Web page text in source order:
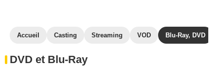
Accueil Casting Streaming VOD Blu-Ray, DVD
DVD et Blu-Ray